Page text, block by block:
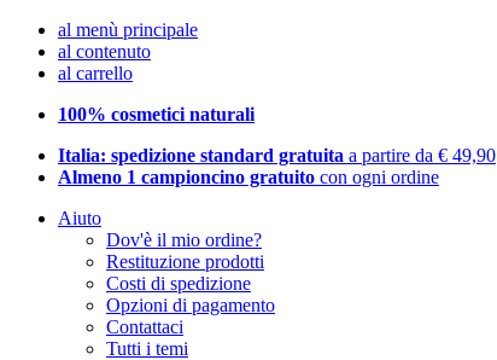
al menù principale
al contenuto
al carrello
100% cosmetici naturali
Italia: spedizione standard gratuita a partire da € 49,90
Almeno 1 campioncino gratuito con ogni ordine
Aiuto
Dov'è il mio ordine?
Restituzione prodotti
Costi di spedizione
Opzioni di pagamento
Contattaci
Tutti i temi